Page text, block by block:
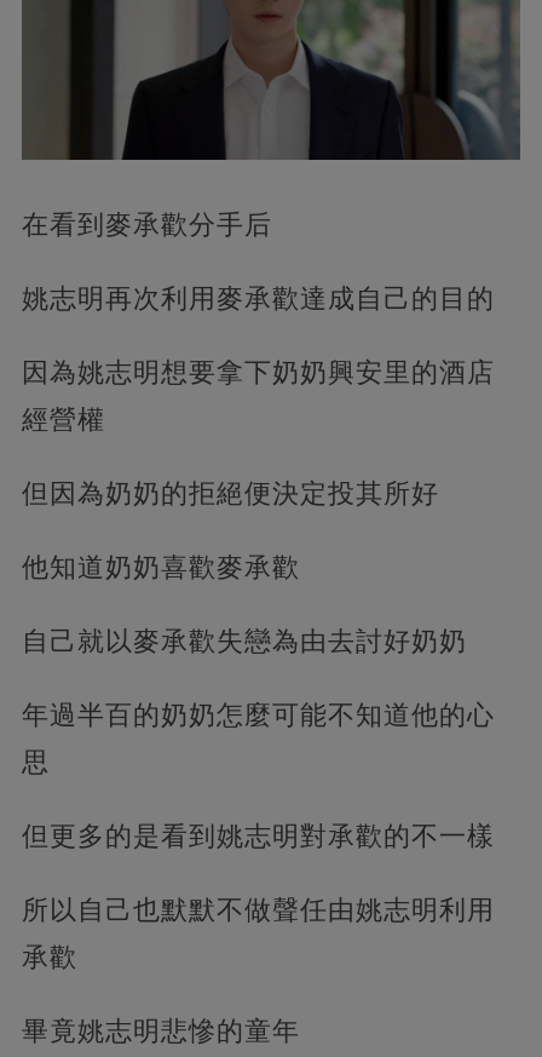
在看到麥承歡分手后
姚志明再次利用麥承歡達成自己的目的
因為姚志明想要拿下奶奶興安里的酒店
經營權
但因為奶奶的拒絕便決定投其所好
他知道奶奶喜歡麥承歡
自己就以麥承歡失戀為由去討好奶奶
年過半百的奶奶怎麼可能不知道他的心
思
但更多的是看到姚志明對承歡的不一樣
所以自己也默默不做聲任由姚志明利用
承歡
畢竟姚志明悲慘的童年